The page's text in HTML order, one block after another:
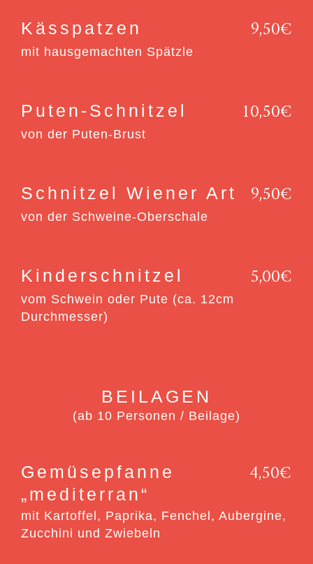
Kässpatzen 9,50€
mit hausgemachten Spätzle
Puten-Schnitzel 10,50€
von der Puten-Brust
Schnitzel Wiener Art 9,50€
von der Schweine-Oberschale
Kinderschnitzel 5,00€
vom Schwein oder Pute (ca. 12cm
Durchmesser)
BEILAGEN
(ab 10 Personen / Beilage)
Gemüsepfanne
„mediterran“
4,50€
mit Kartoffel, Paprika, Fenchel, Aubergine,
Zucchini und Zwiebeln